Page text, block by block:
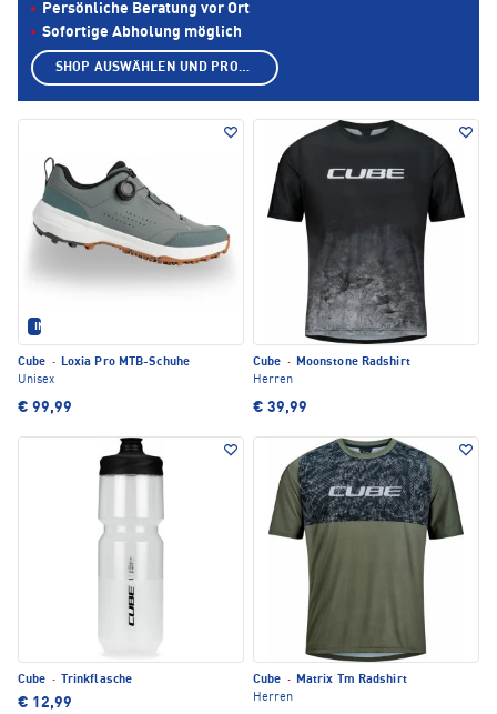
IM SET ERHÄLTLICH
Cube · Loxia Pro MTB-Schuhe
Unisex
€ 99,99
Cube · Moonstone Radshirt
Herren
€ 39,99
Cube · Trinkflasche
€ 12,99
Cube · Matrix Tm Radshirt
Herren
Persönliche Beratung vor Ort
Sofortige Abholung möglich
SHOP AUSWÄHLEN UND PRODUKTE ANZEIGEN